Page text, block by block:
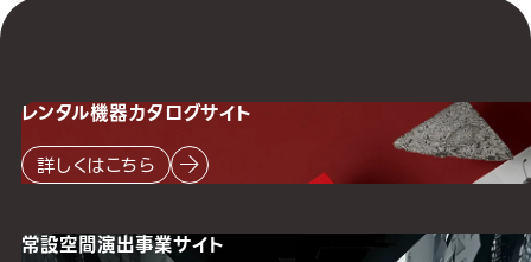
レンタル機器カタログサイト
詳しくはこちら
常設空間演出事業サイト